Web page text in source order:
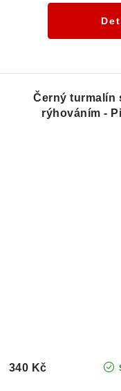
Černý turmalín
rýhováním -
340 Kč